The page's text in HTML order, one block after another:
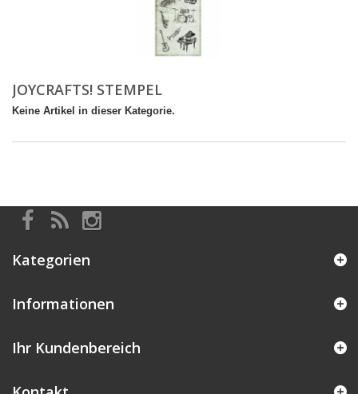
JOYCRAFTS! STEMPEL
Keine Artikel in dieser Kategorie.
Kategorien
Informationen
Ihr Kundenbereich